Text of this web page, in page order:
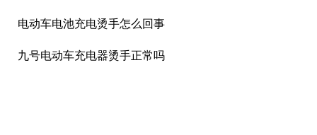
电动车电池充电烫手怎么回事
九号电动车充电器烫手正常吗